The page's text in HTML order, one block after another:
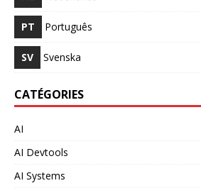
PT Português
SV Svenska
CATÉGORIES
AI
AI Devtools
AI Systems